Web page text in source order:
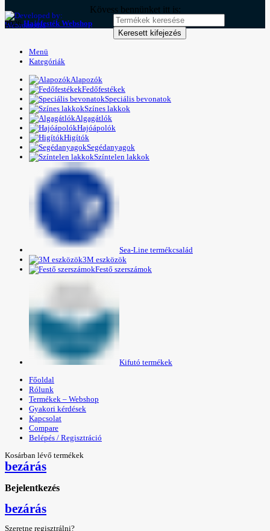
Kövess bennünket itt is:
2026Hajófesték Webshop
Keresett kifejezés
Menü
Kategóriák
Alapozók
Fedőfestékek
Speciális bevonatok
Színes lakkok
Algagátlók
Hajóápolók
Higítók
Segédanyagok
Színtelen lakkok
Sea-Line termékcsalád
3M eszközök
Festő szerszámok
Kifutó termékek
Főoldal
Rólunk
Termékek – Webshop
Gyakori kérdések
Kapcsolat
Compare
Belépés / Regisztráció
Kosárban lévő termékek
bezárás
Bejelentkezés
bezárás
Szeretne regisztrálni?